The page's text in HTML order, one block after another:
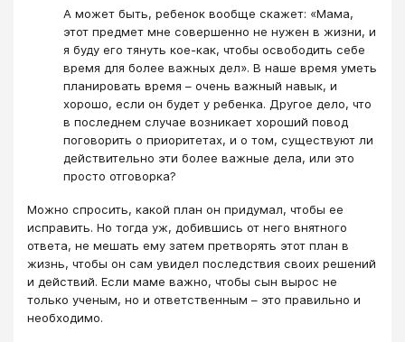
А может быть, ребенок вообще скажет: «Мама,
этот предмет мне совершенно не нужен в жизни, и
я буду его тянуть кое-как, чтобы освободить себе
время для более важных дел». В наше время уметь
планировать время – очень важный навык, и
хорошо, если он будет у ребенка. Другое дело, что
в последнем случае возникает хороший повод
поговорить о приоритетах, и о том, существуют ли
действительно эти более важные дела, или это
просто отговорка?
​Можно спросить, какой план он придумал, чтобы ее
исправить. Но тогда уж, добившись от него внятного
ответа, не мешать ему затем претворять этот план в
жизнь, чтобы он сам увидел последствия своих решений
и действий. Если маме важно, чтобы сын вырос не
только ученым, но и ответственным – это правильно и
необходимо.